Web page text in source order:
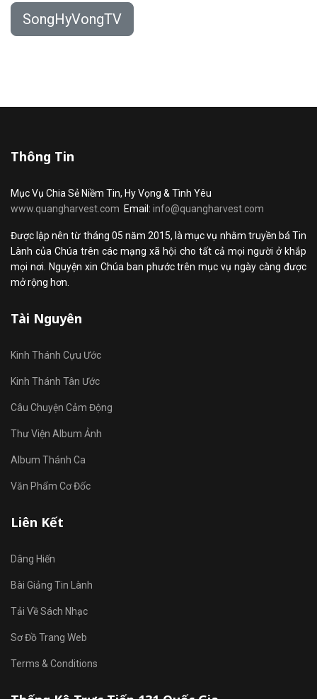
SongHyVongTV
Thông Tin
Mục Vụ Chia Sẻ Niềm Tin, Hy Vọng & Tình Yêu
www.quangharvest.com Email: info@quangharvest.com
Được lập nên từ tháng 05 năm 2015, là mục vụ nhằm truyền bá Tin
Lành của Chúa trên các mạng xã hội cho tất cả mọi người ở khắp
mọi nơi. Nguyện xin Chúa ban phước trên mục vụ ngày càng được
mở rộng hơn.
Tài Nguyên
Kinh Thánh Cựu Ước
Kinh Thánh Tân Ước
Câu Chuyện Cảm Động
Thư Viện Album Ảnh
Album Thánh Ca
Văn Phẩm Cơ Đốc
Liên Kết
Dâng Hiến
Bài Giảng Tin Lành
Tải Về Sách Nhạc
Sơ Đồ Trang Web
Terms & Conditions